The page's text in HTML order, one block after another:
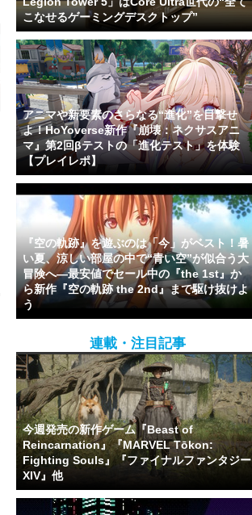
こなせるゲーミングデスクトップ”
アニマや新要素のさらなる“進化”を目撃せ
よ！HoYoverse新作『崩壊：ネクサスアニ
マ』第2回βテストの「進化テスト」を体験
【プレイレポ】
『空の軌跡』を遊ぶのは「今」がベスト！暑
い夏、涼しい部屋の中で“青い空”が似合う大
冒険へ―最安値でセール中の『the 1st』か
ら新作『空の軌跡 the 2nd』まで駆け抜けよ
う
連載・注目記事
今週発売の新作ゲーム『Beast of
Reincarnation』『MARVEL Tōkon:
Fighting Souls』『ファイナルファンタジー
XIV』他